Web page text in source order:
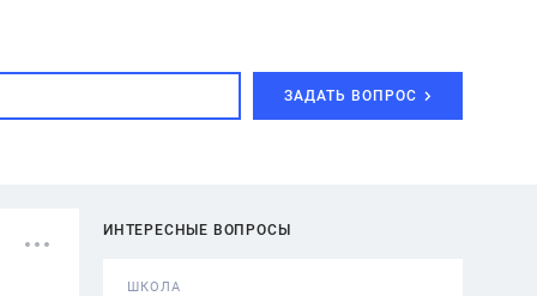
ЗАДАТЬ ВОПРОС
ИНТЕРЕСНЫЕ ВОПРОСЫ
ШКОЛА